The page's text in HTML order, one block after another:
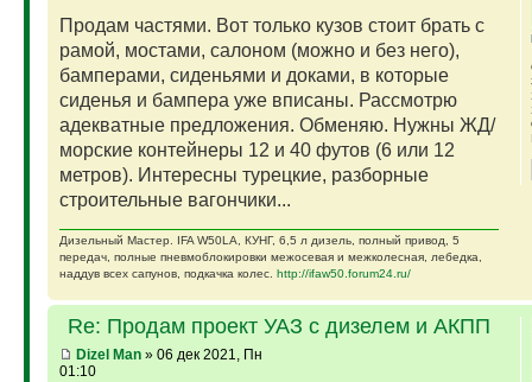
Продам частями. Вот только кузов стоит брать с
рамой, мостами, салоном (можно и без него),
бамперами, сиденьями и доками, в которые
сиденья и бампера уже вписаны. Рассмотрю
адекватные предложения. Обменяю. Нужны ЖД/
морские контейнеры 12 и 40 футов (6 или 12
метров). Интересны турецкие, разборные
строительные вагончики...
Дизельный Мастер. IFA W50LA, КУНГ, 6,5 л дизель, полный привод, 5
передач, полные пневмоблокировки межосевая и межколесная, лебедка,
наддув всех сапунов, подкачка колес. http://ifaw50.forum24.ru/
Re: Продам проект УАЗ с дизелем и АКПП
Dizel Man» 06 дек 2021, Пн
01:10